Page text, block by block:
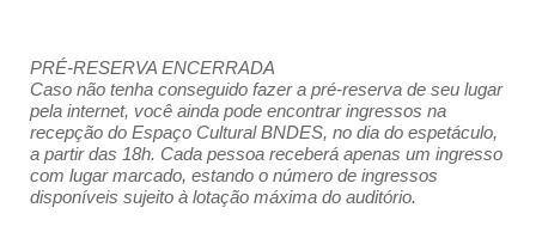
PRÉ-RESERVA ENCERRADA
Caso não tenha conseguido fazer a pré-reserva de seu lugar
pela internet, você ainda pode encontrar ingressos na
recepção do Espaço Cultural BNDES, no dia do espetáculo,
a partir das 18h. Cada pessoa receberá apenas um ingresso
com lugar marcado, estando o número de ingressos
disponíveis sujeito à lotação máxima do auditório.